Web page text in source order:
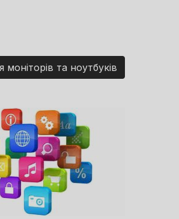
та ноутбуків